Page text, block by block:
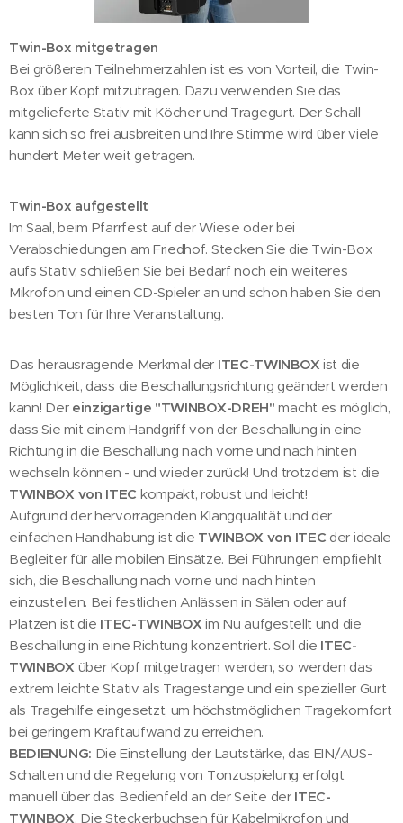
Twin-Box mitgetragen
Bei größeren Teilnehmerzahlen ist es von Vorteil, die Twin-
Box über Kopf mitzutragen. Dazu verwenden Sie das
mitgelieferte Stativ mit Köcher und Tragegurt. Der Schall
kann sich so frei ausbreiten und Ihre Stimme wird über viele
hundert Meter weit getragen.
Twin-Box aufgestellt
Im Saal, beim Pfarrfest auf der Wiese oder bei
Verabschiedungen am Friedhof. Stecken Sie die Twin-Box
aufs Stativ, schließen Sie bei Bedarf noch ein weiteres
Mikrofon und einen CD-Spieler an und schon haben Sie den
besten Ton für Ihre Veranstaltung.
Das herausragende Merkmal der ITEC-TWINBOX ist die
Möglichkeit, dass die Beschallungsrichtung geändert werden
kann! Der einzigartige "TWINBOX-DREH" macht es möglich,
dass Sie mit einem Handgriff von der Beschallung in eine
Richtung in die Beschallung nach vorne und nach hinten
wechseln können - und wieder zurück! Und trotzdem ist die
TWINBOX von ITEC kompakt, robust und leicht!
Aufgrund der hervorragenden Klangqualität und der
einfachen Handhabung ist die TWINBOX von ITEC der ideale
Begleiter für alle mobilen Einsätze. Bei Führungen empfiehlt
sich, die Beschallung nach vorne und nach hinten
einzustellen. Bei festlichen Anlässen in Sälen oder auf
Plätzen ist die ITEC-TWINBOX im Nu aufgestellt und die
Beschallung in eine Richtung konzentriert. Soll die ITEC-
TWINBOX über Kopf mitgetragen werden, so werden das
extrem leichte Stativ als Tragestange und ein spezieller Gurt
als Tragehilfe eingesetzt, um höchstmöglichen Tragekomfort
bei geringem Kraftaufwand zu erreichen.
BEDIENUNG: Die Einstellung der Lautstärke, das EIN/AUS-
Schalten und die Regelung von Tonzuspielung erfolgt
manuell über das Bedienfeld an der Seite der ITEC-
TWINBOX. Die Steckerbuchsen für Kabelmikrofon und